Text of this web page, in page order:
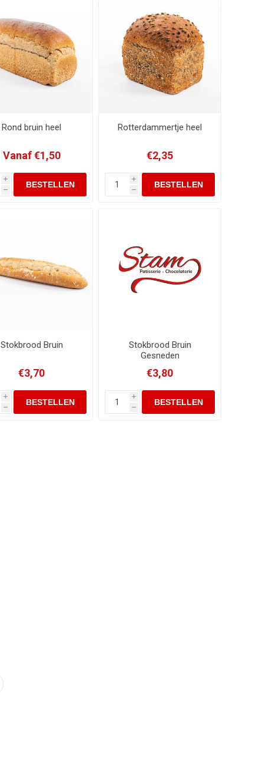
Rond bruin heel
Vanaf €1,50
i
h
Rotterdammertje heel
€2,35
i
h
Stokbrood Bruin
€3,70
i
h
Stokbrood Bruin
Gesneden
€3,80
i
h